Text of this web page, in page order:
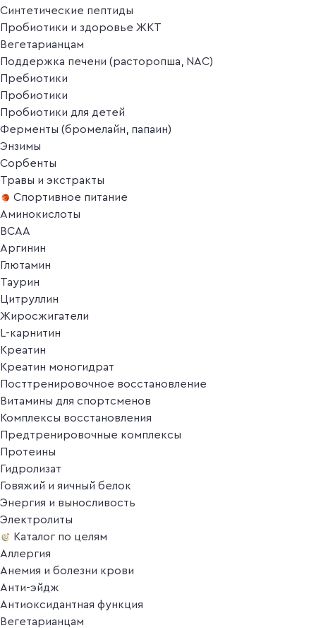
Синтетические пептиды
Пробиотики и здоровье ЖКТ
Вегетарианцам
Поддержка печени (расторопша, NAC)
Пребиотики
Пробиотики
Пробиотики для детей
Ферменты (бромелайн, папаин)
Энзимы
Сорбенты
Травы и экстракты
Спортивное питание
Аминокислоты
BCAA
Аргинин
Глютамин
Таурин
Цитруллин
Жиросжигатели
L-карнитин
Креатин
Креатин моногидрат
Посттренировочное восстановление
Витамины для спортсменов
Комплексы восстановления
Предтренировочные комплексы
Протеины
Гидролизат
Говяжий и яичный белок
Энергия и выносливость
Электролиты
Каталог по целям
Аллергия
Анемия и болезни крови
Анти-эйдж
Антиоксидантная функция
Вегетарианцам